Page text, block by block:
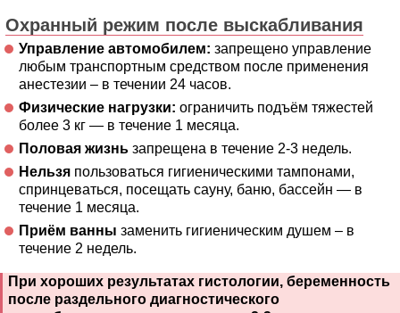
Охранный режим после выскабливания
Управление автомобилем: запрещено управление
любым транспортным средством после применения
анестезии – в течении 24 часов.
Физические нагрузки: ограничить подъём тяжестей
более 3 кг — в течение 1 месяца.
Половая жизнь запрещена в течение 2-3 недель.
Нельзя пользоваться гигиеническими тампонами,
спринцеваться, посещать сауну, баню, бассейн — в
течение 1 месяца.
Приём ванны заменить гигиеническим душем – в
течение 2 недель.
При хороших результатах гистологии, беременность
после раздельного диагностического